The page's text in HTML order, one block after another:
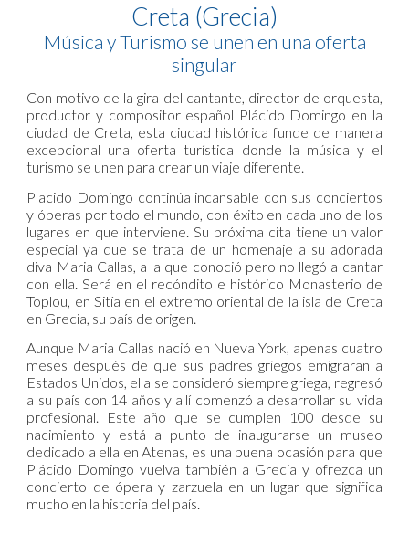
Creta (Grecia)
Música y Turismo se unen en una oferta
singular
Con motivo de la gira del cantante, director de orquesta,
productor y compositor español Plácido Domingo en la
ciudad de Creta, esta ciudad histórica funde de manera
excepcional una oferta turística donde la música y el
turismo se unen para crear un viaje diferente.
Placido Domingo continúa incansable con sus conciertos
y óperas por todo el mundo, con éxito en cada uno de los
lugares en que interviene. Su próxima cita tiene un valor
especial ya que se trata de un homenaje a su adorada
diva Maria Callas, a la que conoció pero no llegó a cantar
con ella. Será en el recóndito e histórico Monasterio de
Toplou, en Sitía en el extremo oriental de la isla de Creta
en Grecia, su país de origen.
Aunque Maria Callas nació en Nueva York, apenas cuatro
meses después de que sus padres griegos emigraran a
Estados Unidos, ella se consideró siempre griega, regresó
a su país con 14 años y allí comenzó a desarrollar su vida
profesional. Este año que se cumplen 100 desde su
nacimiento y está a punto de inaugurarse un museo
dedicado a ella en Atenas, es una buena ocasión para que
Plácido Domingo vuelva también a Grecia y ofrezca un
concierto de ópera y zarzuela en un lugar que significa
mucho en la historia del país.